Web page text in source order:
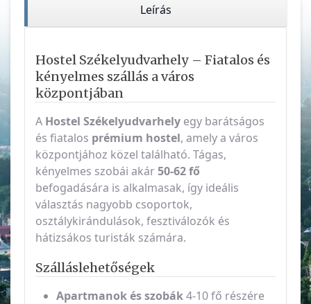
Leírás
Hostel Székelyudvarhely – Fiatalos és
kényelmes szállás a város
központjában
A Hostel Székelyudvarhely egy barátságos
és fiatalos prémium hostel, amely a város
központjához közel található. Tágas,
kényelmes szobái akár50-62 fő
befogadására is alkalmasak, így ideális
választás nagyobb csoportok,
osztálykirándulások, fesztiválozók és
hátizsákos turisták számára.
Szálláslehetőségek
Apartmanok és szobák4-10 fő részére